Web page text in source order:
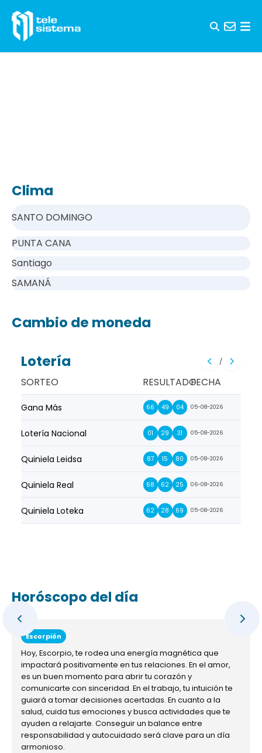
Clima
SANTO DOMINGO
PUNTA CANA
Santiago
SAMANÁ
Cambio de moneda
Lotería /
SORTEO RESULTADOFECHA
Gana Más 66 49 04 05-08-2026
Lotería Nacional 01 29 31 05-08-2026
Quiniela Leidsa 87 15 80 05-08-2026
Quiniela Real 68 62 25 06-08-2026
Quiniela Loteka 62 28 69 05-08-2026
Horóscopo del día
Escorpión
Hoy, Escorpio, te rodea una energía magnética que
impactará positivamente en tus relaciones. En el amor,
es un buen momento para abrir tu corazón y
comunicarte con sinceridad. En el trabajo, tu intuición te
guiará a tomar decisiones acertadas. En cuanto a la
salud, cuida tus emociones y busca actividades que te
ayuden a relajarte. Conseguir un balance entre
responsabilidad y autocuidado será clave para un día
armonioso.